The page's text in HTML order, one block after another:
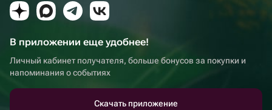
В приложении еще удобнее!
Личный кабинет получателя, больше бонусов за покупки и
напоминания о событиях
Скачать приложение